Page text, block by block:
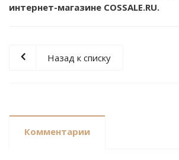
интернет-магазине COSSALE.RU.
Назад к списку
Комментарии